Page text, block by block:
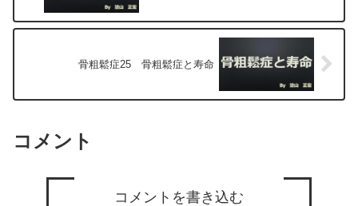
骨粗鬆症25 骨粗鬆症と寿命
コメント
コメントを書き込む